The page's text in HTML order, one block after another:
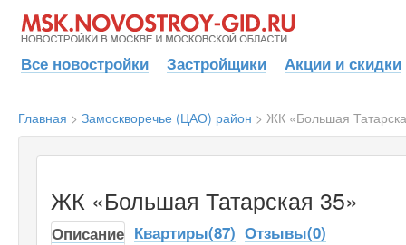
Все новостройки Застройщики Акции и скидки
Главная > Замоскворечье (ЦАО) район > ЖК «Большая
ЖК «Большая Татарская 35»
Описание Квартиры(87) Отзывы(0)